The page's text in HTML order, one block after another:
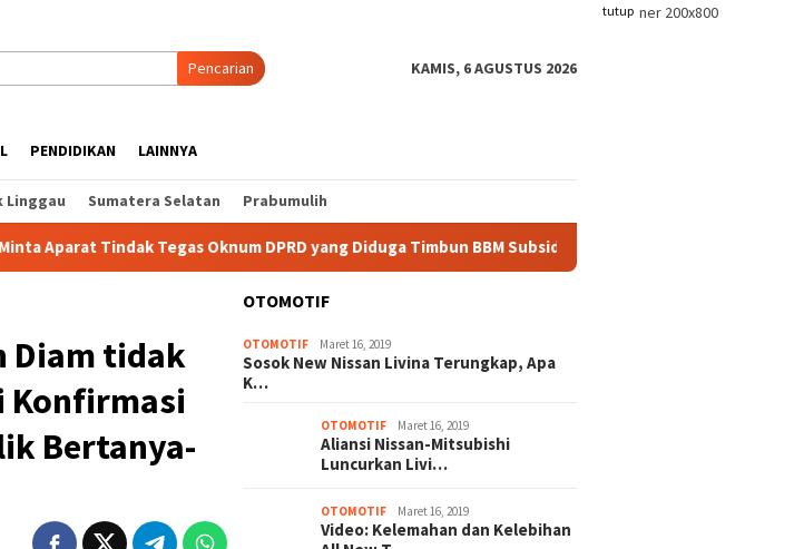
tutup
Pencarian KAMIS, 6 AGUSTUS 2026
PENDIDIKAN LAINNYA
Linggau Sumatera Selatan Prabumulih
Tegas Oknum DPRD yang Diduga Timbun BBM Subsidi Polisi Beberkan Alasan Penetapan
Diam tidak
Konfirmasi
Bertanya-
OTOMOTIF
OTOMOTIF Maret 16, 2019
Sosok New Nissan Livina Terungkap, Apa
K…
OTOMOTIF Maret 16, 2019
Aliansi Nissan-Mitsubishi
Luncurkan Livi…
OTOMOTIF Maret 16, 2019
Video: Kelemahan dan Kelebihan